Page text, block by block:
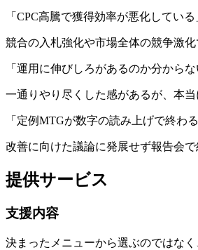
「CPC高騰で獲得効率が悪化している
競合の入札強化や市場全体の競争激
「運用に伸びしろがあるのか分からな
一通りやり尽くした感があるが、本
「定例MTGが数字の読み上げで終わる
改善に向けた議論に発展せず報告会
提供サービス
支援内容
決まったメニューから選ぶのではな